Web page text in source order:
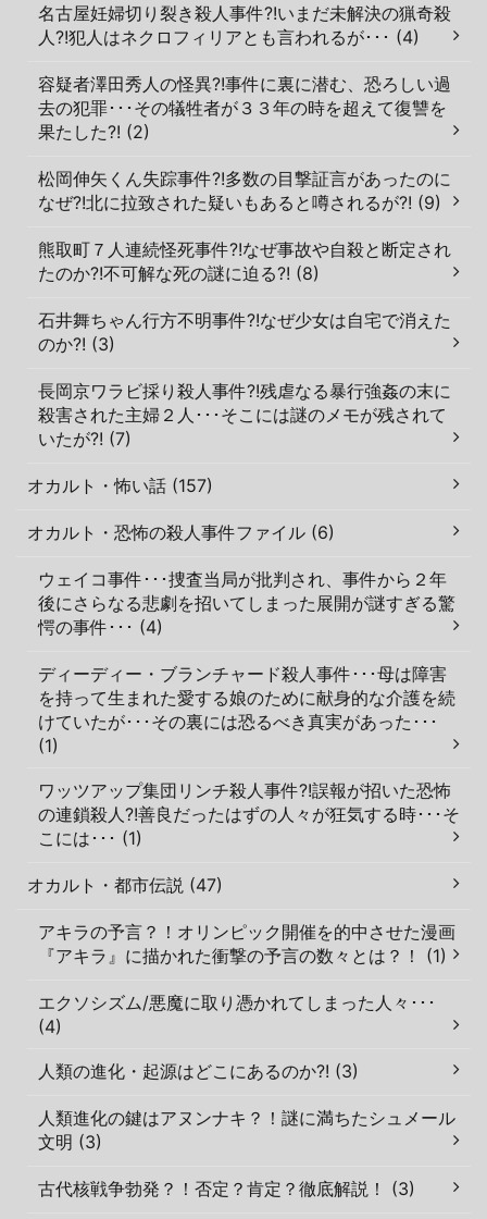
名古屋妊婦切り裂き殺人事件?!いまだ未解決の猟奇殺
人?!犯人はネクロフィリアとも言われるが･･･ (4)
容疑者澤田秀人の怪異?!事件に裏に潜む、恐ろしい過
去の犯罪･･･その犠牲者が３３年の時を超えて復讐を
果たした?! (2)
松岡伸矢くん失踪事件?!多数の目撃証言があったのに
なぜ?!北に拉致された疑いもあると噂されるが?! (9)
熊取町７人連続怪死事件?!なぜ事故や自殺と断定され
たのか?!不可解な死の謎に迫る?! (8)
石井舞ちゃん行方不明事件?!なぜ少女は自宅で消えた
のか?! (3)
長岡京ワラビ採り殺人事件?!残虐なる暴行強姦の末に
殺害された主婦２人･･･そこには謎のメモが残されて
いたが?! (7)
オカルト・怖い話 (157)
オカルト・恐怖の殺人事件ファイル (6)
ウェイコ事件･･･捜査当局が批判され、事件から２年
後にさらなる悲劇を招いてしまった展開が謎すぎる驚
愕の事件･･･ (4)
ディーディー・ブランチャード殺人事件･･･母は障害
を持って生まれた愛する娘のために献身的な介護を続
けていたが･･･その裏には恐るべき真実があった･･･
(1)
ワッツアップ集団リンチ殺人事件?!誤報が招いた恐怖
の連鎖殺人?!善良だったはずの人々が狂気する時･･･そ
こには･･･ (1)
オカルト・都市伝説 (47)
アキラの予言？！オリンピック開催を的中させた漫画
『アキラ』に描かれた衝撃の予言の数々とは？！ (1)
エクソシズム/悪魔に取り憑かれてしまった人々･･･
(4)
人類の進化・起源はどこにあるのか?! (3)
人類進化の鍵はアヌンナキ？！謎に満ちたシュメール
文明 (3)
古代核戦争勃発？！否定？肯定？徹底解説！ (3)